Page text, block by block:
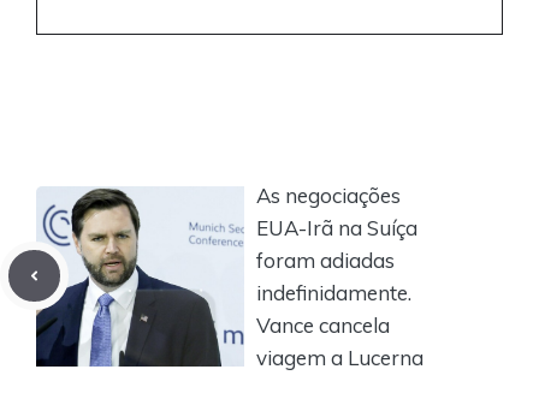
As negociações
EUA-Irã na Suíça
foram adiadas
indefinidamente.
Vance cancela
viagem a Lucerna